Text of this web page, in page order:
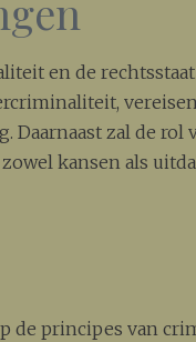
en de
zal de rol
kansen als
de principes van